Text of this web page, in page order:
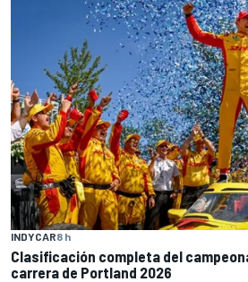
INDYCAR8 h
Clasificación completa del
carrera de Portland 2026